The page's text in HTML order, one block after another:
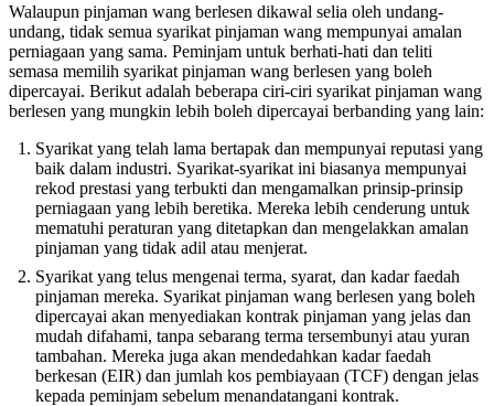
Walaupun pinjaman wang berlesen dikawal selia oleh undang-
undang, tidak semua syarikat pinjaman wang mempunyai amalan
perniagaan yang sama. Peminjam untuk berhati-hati dan teliti
semasa memilih syarikat pinjaman wang berlesen yang boleh
dipercayai. Berikut adalah beberapa ciri-ciri syarikat pinjaman wang
berlesen yang mungkin lebih boleh dipercayai berbanding yang lain:
Syarikat yang telah lama bertapak dan mempunyai reputasi yang
baik dalam industri. Syarikat-syarikat ini biasanya mempunyai
rekod prestasi yang terbukti dan mengamalkan prinsip-prinsip
perniagaan yang lebih beretika. Mereka lebih cenderung untuk
mematuhi peraturan yang ditetapkan dan mengelakkan amalan
pinjaman yang tidak adil atau menjerat.
Syarikat yang telus mengenai terma, syarat, dan kadar faedah
pinjaman mereka. Syarikat pinjaman wang berlesen yang boleh
dipercayai akan menyediakan kontrak pinjaman yang jelas dan
mudah difahami, tanpa sebarang terma tersembunyi atau yuran
tambahan. Mereka juga akan mendedahkan kadar faedah
berkesan (EIR) dan jumlah kos pembiayaan (TCF) dengan jelas
kepada peminjam sebelum menandatangani kontrak.